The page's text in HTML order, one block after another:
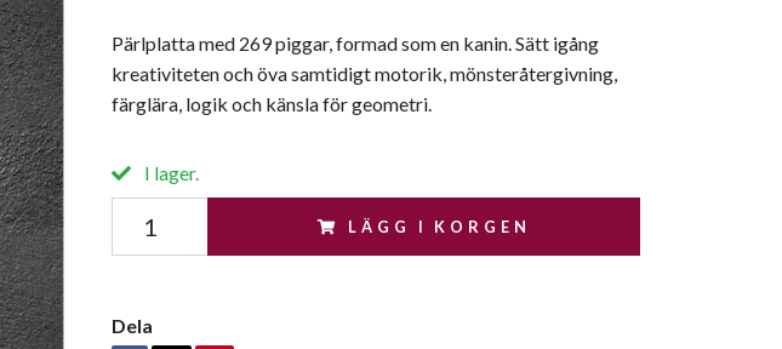
Pärlplatta med 269 piggar, formad som en kanin. Sätt igång
kreativiteten och öva samtidigt motorik, mönsteråtergivning,
färglära, logik och känsla för geometri.
I lager.
LÄGG I KORGEN
Dela